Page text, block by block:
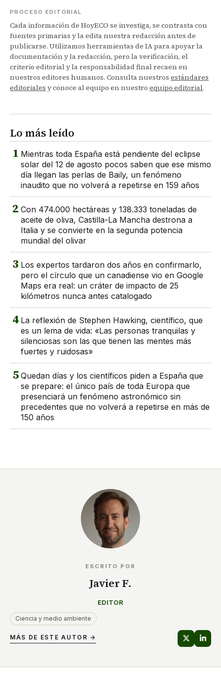
PROCESO EDITORIAL
Cada información de HoyECO se investiga, se contrasta con
fuentes primarias y la edita nuestra redacción antes de
publicarse. Utilizamos herramientas de IA para apoyar la
documentación y la redacción, pero la verificación, el
criterio editorial y la responsabilidad final recaen en
nuestros editores humanos. Consulta nuestros estándares
editoriales y conoce al equipo en nuestro equipo editorial.
Lo más leído
1 Mientras toda España está pendiente del eclipse
solar del 12 de agosto pocos saben que ese mismo
día llegan las perlas de Baily, un fenómeno
inaudito que no volverá a repetirse en 159 años
2 Con 474.000 hectáreas y 138.333 toneladas de
aceite de oliva, Castilla-La Mancha destrona a
Italia y se convierte en la segunda potencia
mundial del olivar
3 Los expertos tardaron dos años en confirmarlo,
pero el círculo que un canadiense vio en Google
Maps era real: un cráter de impacto de 25
kilómetros nunca antes catalogado
4 La reflexión de Stephen Hawking, científico, que
es un lema de vida: «Las personas tranquilas y
silenciosas son las que tienen las mentes más
fuertes y ruidosas»
5 Quedan días y los científicos piden a España que
se prepare: el único país de toda Europa que
presenciará un fenómeno astronómico sin
precedentes que no volverá a repetirse en más de
150 años
ESCRITO POR
Javier F.
EDITOR
Ciencia y medio ambiente
MÁS DE ESTE AUTOR →